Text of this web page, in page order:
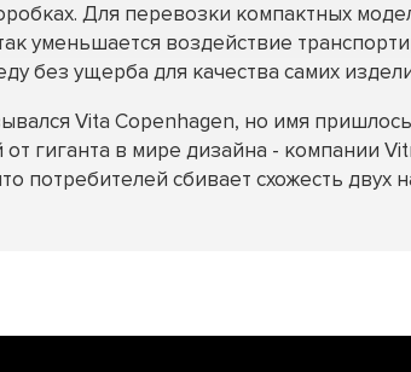
Для перевозки компактных
уменьшается воздействие
без ущерба для качества самих
Vita Copenhagen, но имя
гиганта в мире дизайна - компании
потребителей сбивает схожесть двух